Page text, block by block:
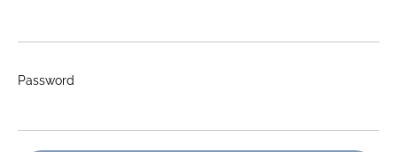
Password